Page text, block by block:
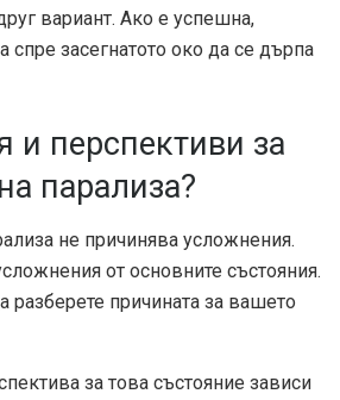
вариант. Ако е успешна,
засегнатото око да се дърпа
и перспективи за
парализа?
не причинява усложнения.
от основните състояния.
разберете причината за вашето
за това състояние зависи